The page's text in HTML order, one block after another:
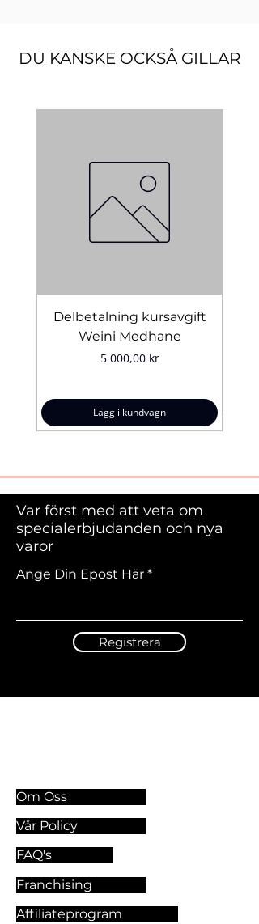
DU KANSKE OCKSÅ GILLAR
Delbetalning kursavgift
Weini Medhane
Pris
5 000,00 kr
Lägg i kundvagn
Var först med att veta om
specialerbjudanden och nya
varor
Ange Din Epost Här
Registrera
Om Oss
Vår Policy
FAQ's
Franchising
Affiliateprogram